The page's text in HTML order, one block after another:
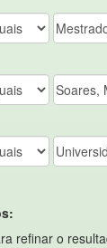
refinar o